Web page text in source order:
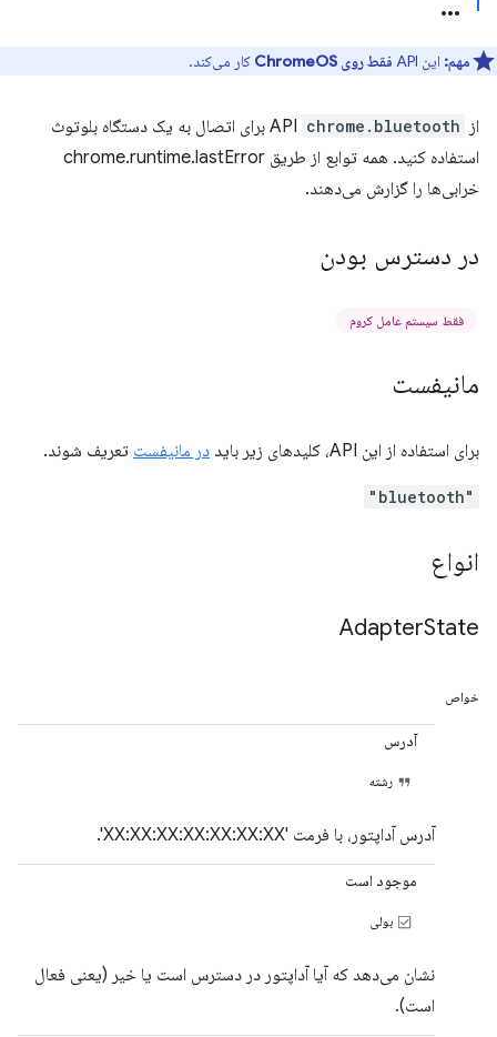
مهم: این API فقط روی ChromeOS کار می‌کند.
از API chrome.bluetooth
برای اتصال به یک دستگاه بلوتوث
استفاده کنید. همه توابع از طریق chrome.runtime.lastError
خرابی‌ها را گزارش می‌دهند.
در دسترس بودن
فقط سیستم عامل کروم
مانیفست
برای استفاده از این API، کلیدهای زیر باید در مانیفست تعریف شوند.
"bluetooth"
انواع
AdapterState
خواص
آدرس
رشته
آدرس آداپتور، با فرمت 'XX:XX:XX:XX:XX:XX:XX'.
موجود است
بولی
نشان می‌دهد که آیا آداپتور در دسترس است یا خیر (یعنی فعال
است).